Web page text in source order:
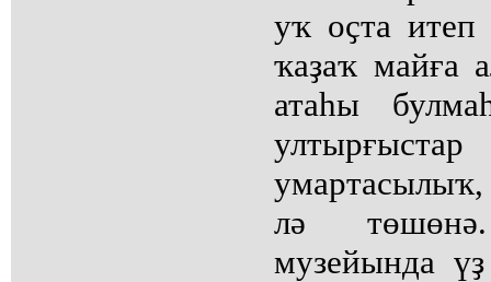
уҡ оҫта итеп
ҡаҙаҡ майға
атаһы
лә
музейында